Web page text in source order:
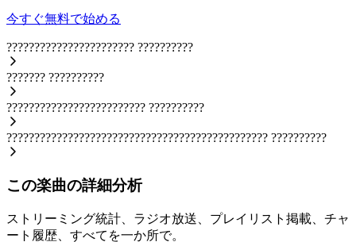
今すぐ無料で始める
??????????????????????? ??????????
??????? ??????????
????????????????????????? ??????????
??????????????????????????????????????????????? ??????????
この楽曲の詳細分析
ストリーミング統計、ラジオ放送、プレイリスト掲載、チャ
ート履歴、すべてを一か所で。